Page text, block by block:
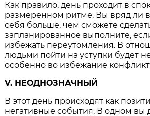
Как правило, день проходит в
размеренном ритме. Вы вряд ли
себя больше, чем сможете
запланированное выполните,
избежать переутомления. В
людьми пойти на уступки будет
особенно во избежание
V. НЕОДНОЗНАЧНЫЙ
В этот день происходят как
негативные события. В одном вы